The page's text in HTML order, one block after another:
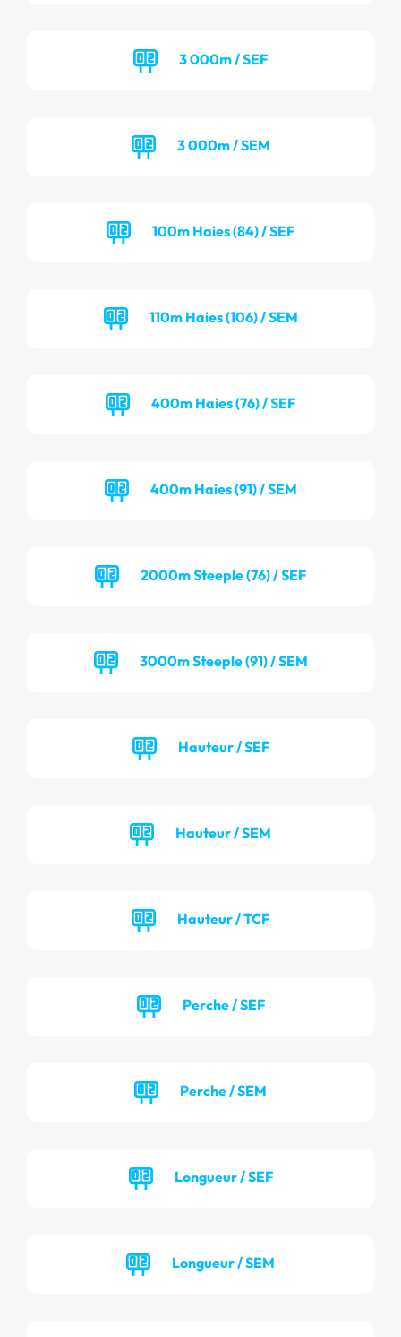
3 000m / SEF
3 000m / SEM
100m Haies (84) / SEF
110m Haies (106) / SEM
400m Haies (76) / SEF
400m Haies (91) / SEM
2000m Steeple (76) / SEF
3000m Steeple (91) / SEM
Hauteur / SEF
Hauteur / SEM
Hauteur / TCF
Perche / SEF
Perche / SEM
Longueur / SEF
Longueur / SEM